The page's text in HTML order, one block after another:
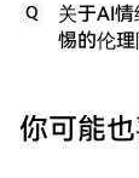
Q
关于AI
惕的伦理
你可能